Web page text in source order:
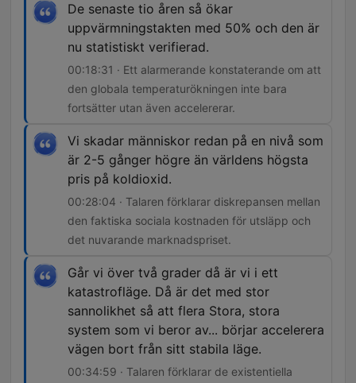
De senaste tio åren så ökar
uppvärmningstakten med 50% och den är
nu statistiskt verifierad.
00:18:31 · Ett alarmerande konstaterande om att
den globala temperaturökningen inte bara
fortsätter utan även accelererar.
Vi skadar människor redan på en nivå som
är 2-5 gånger högre än världens högsta
pris på koldioxid.
00:28:04 · Talaren förklarar diskrepansen mellan
den faktiska sociala kostnaden för utsläpp och
det nuvarande marknadspriset.
Går vi över två grader då är vi i ett
katastrofläge. Då är det med stor
sannolikhet så att flera Stora, stora
system som vi beror av... börjar accelerera
vägen bort från sitt stabila läge.
00:34:59 · Talaren förklarar de existentiella